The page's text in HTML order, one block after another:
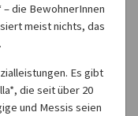
– die BewohnerInnen
meist nichts, das
Es gibt
die seit über 20
und Messis seien